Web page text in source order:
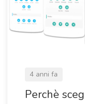
4 anni fa
Perchè